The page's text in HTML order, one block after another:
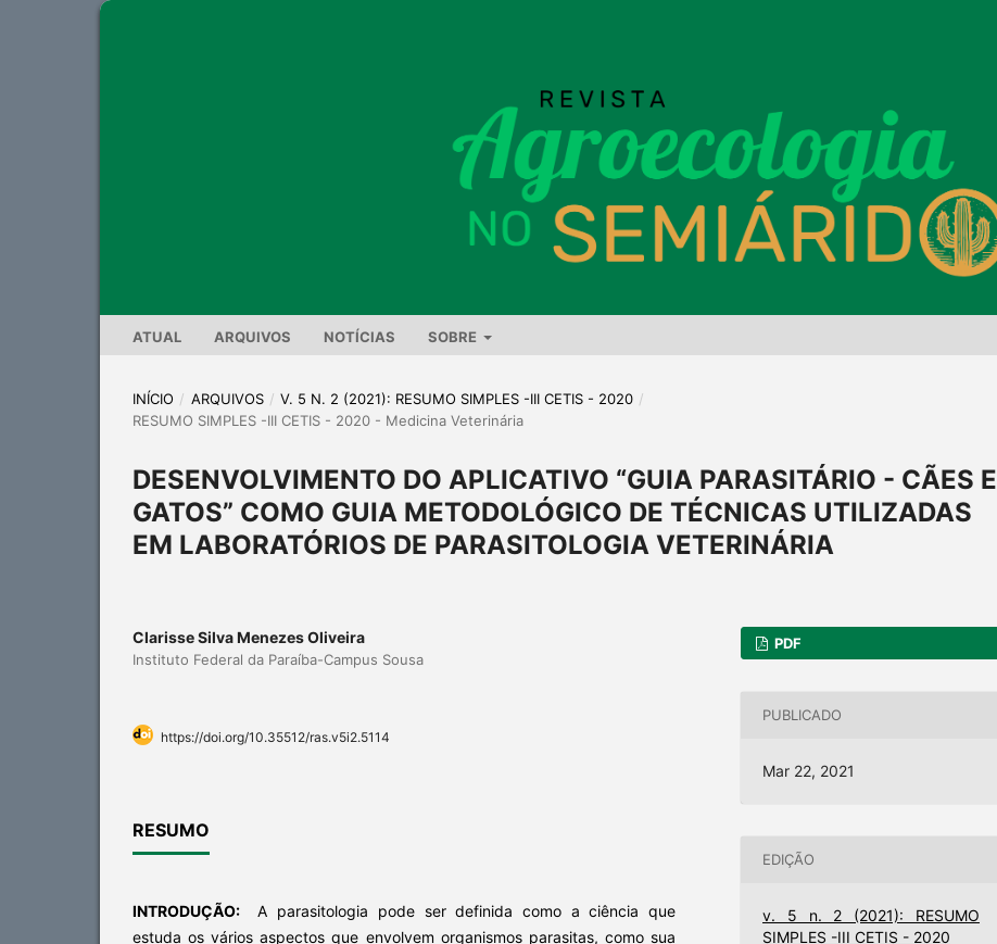
ATUAL ARQUIVOS NOTÍCIAS SOBRE
INÍCIO / ARQUIVOS / V. 5 N. 2 (2021): RESUMO SIMPLES -III CETIS - 2020 /
RESUMO SIMPLES -III CETIS - 2020 - Medicina Veterinária
DESENVOLVIMENTO DO APLICATIVO “GUIA PARASITÁRIO - CÃES E
GATOS” COMO GUIA METODOLÓGICO DE TÉCNICAS UTILIZADAS
EM LABORATÓRIOS DE PARASITOLOGIA VETERINÁRIA
Clarisse Silva Menezes Oliveira
Instituto Federal da Paraíba-Campus Sousa
https://doi.org/10.35512/ras.v5i2.5114
RESUMO
INTRODUÇÃO:
A parasitologia pode ser definida como a ciência que
estuda os vários aspectos que envolvem organismos parasitas, como sua
PDF
PUBLICADO
Mar 22, 2021
EDIÇÃO
v. 5 n. 2 (2021): RESUMO
SIMPLES -III CETIS - 2020